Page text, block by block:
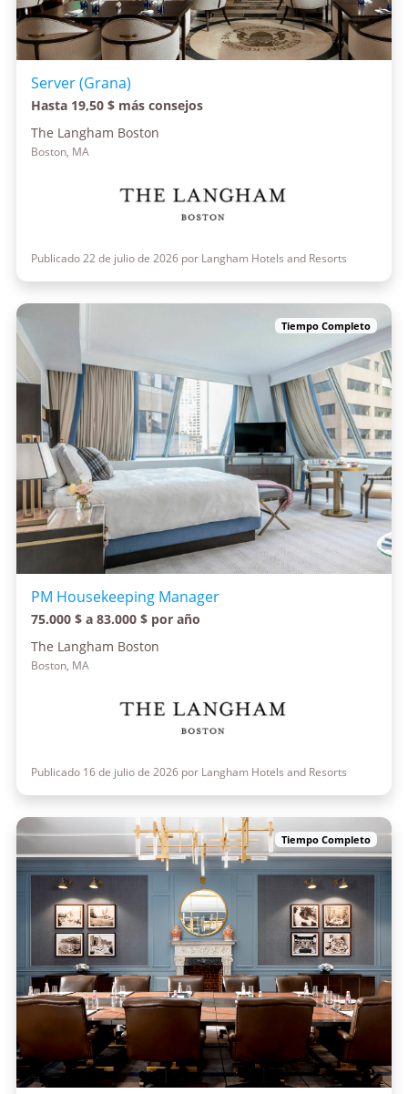
Server (Grana)
Hasta 19,50 $ más consejos
The Langham Boston
Boston, MA
Publicado 22 de julio de 2026 por Langham Hotels and Resorts
Tiempo Completo
PM Housekeeping Manager
75.000 $ a 83.000 $ por año
The Langham Boston
Boston, MA
Publicado 16 de julio de 2026 por Langham Hotels and Resorts
Tiempo Completo